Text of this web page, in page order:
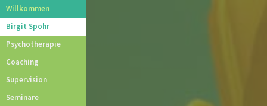
Willkommen
Birgit Spohr
Psychotherapie
Coaching
Supervision
Seminare